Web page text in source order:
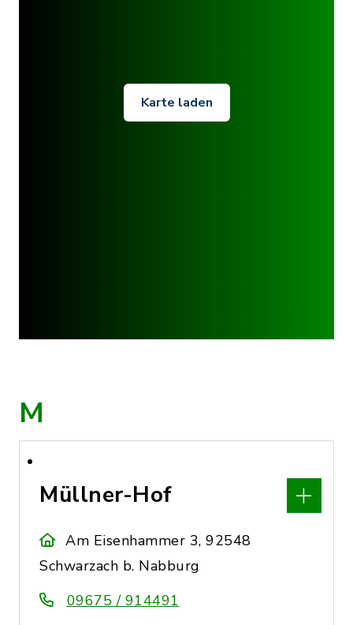
Karte laden
M
Müllner-Hof
Am Eisenhammer 3, 92548
Schwarzach b. Nabburg
09675 / 914491